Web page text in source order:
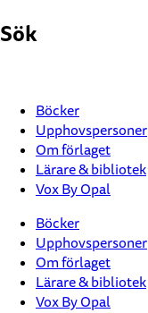
till
Sök
Böcker
Upphovspersoner
Om förlaget
Lärare & bibliotek
Vox By Opal
Böcker
Upphovspersoner
Om förlaget
Lärare & bibliotek
Vox By Opal